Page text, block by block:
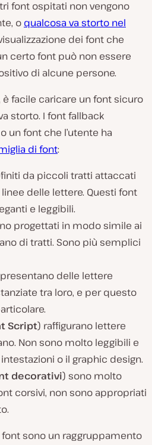
font ospitati non vengono
o qualcosa va storto nel
dei font che
certo font può non essere
di alcune persone.
è facile caricare un font sicuro
storto. I font fallback
un font che l’utente ha
di font:
da piccoli tratti attaccati
delle lettere. Questi font
e leggibili.
progettati in modo simile ai
di tratti. Sono più semplici
presentano delle lettere
tra loro, e per questo
Script) raffigurano lettere
Non sono molto leggibili e
o il graphic design.
decorativi) sono molto
corsivi, non sono appropriati
sono un raggruppamento